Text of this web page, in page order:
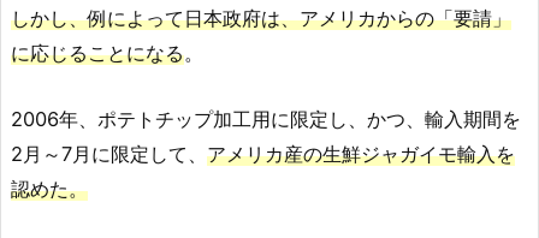
しかし、例によって日本政府は、アメリカからの「要請」
に応じることになる。
2006年、ポテトチップ加工用に限定し、かつ、輸入期間を
2月～7月に限定して、 アメリカ産の生鮮ジャガイモ輸入を
認めた。